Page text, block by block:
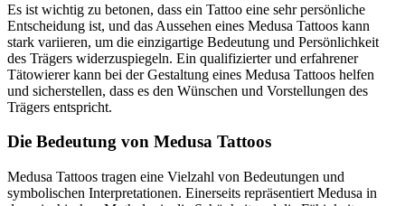
Es ist wichtig zu betonen, dass ein Tattoo eine sehr persönliche
Entscheidung ist, und das Aussehen eines Medusa Tattoos kann
stark variieren, um die einzigartige Bedeutung und Persönlichkeit
des Trägers widerzuspiegeln. Ein qualifizierter und erfahrener
Tätowierer kann bei der Gestaltung eines Medusa Tattoos helfen
und sicherstellen, dass es den Wünschen und Vorstellungen des
Trägers entspricht.
Die Bedeutung von Medusa Tattoos
Medusa Tattoos tragen eine Vielzahl von Bedeutungen und
symbolischen Interpretationen. Einerseits repräsentiert Medusa in